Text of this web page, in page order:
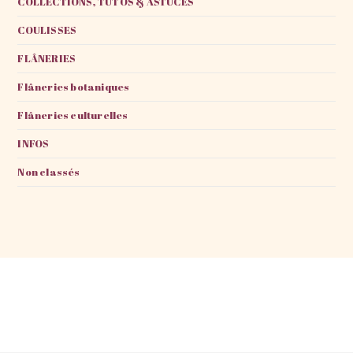
COULISSES
FLÂNERIES
Flâneries botaniques
Flâneries culturelles
INFOS
Non classés